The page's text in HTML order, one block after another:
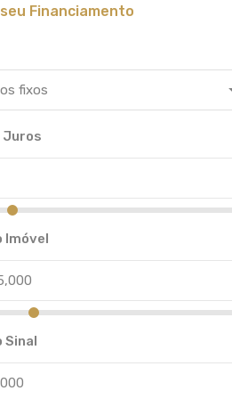
Financiamento
fixos
Juros
Imóvel
Sinal